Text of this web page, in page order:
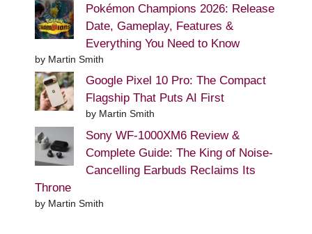
Pokémon Champions 2026: Release
Date, Gameplay, Features &
Everything You Need to Know
by Martin Smith
Google Pixel 10 Pro: The Compact
Flagship That Puts AI First
by Martin Smith
Sony WF-1000XM6 Review &
Complete Guide: The King of Noise-
Cancelling Earbuds Reclaims Its
Throne
by Martin Smith